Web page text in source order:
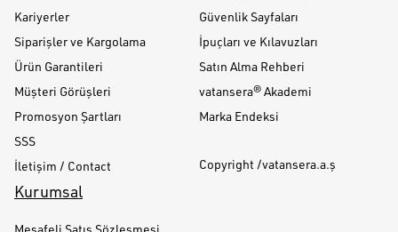
Kariyerler
Siparişler ve Kargolama
Ürün Garantileri
Müşteri Görüşleri
Promosyon Şartları
SSS
İletişim / Contact
Güvenlik Sayfaları
İpuçları ve Kılavuzları
Satın Alma Rehberi
vatansera® Akademi
Marka Endeksi
Copyright /vatansera.a.ş
Kurumsal
Mesafeli Satış Sözleşmesi